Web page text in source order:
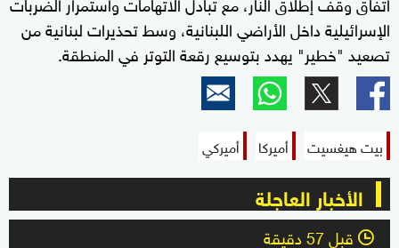
الإسرائيلية داخل الأراضي اللبنانية، وسط تحذيرات لبنانية من
تصعيد "خطير" يهدد بتوسيع رقعة التوتر في المنطقة.
بيت هيغسيت أميركا أميركي
الأخبار العاجلة
l قبل 57 دقيقة